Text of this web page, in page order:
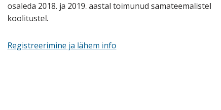
osaleda 2018. ja 2019. aastal toimunud samateemalistel
koolitustel.
Registreerimine ja lähem info